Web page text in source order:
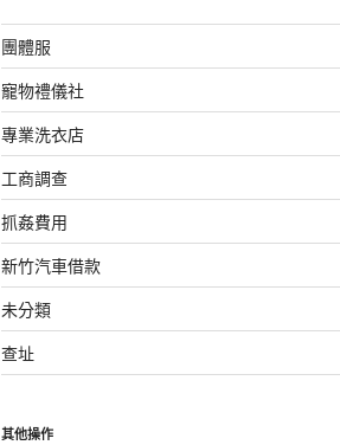
團體服
寵物禮儀社
專業洗衣店
工商調查
抓姦費用
新竹汽車借款
未分類
查址
其他操作